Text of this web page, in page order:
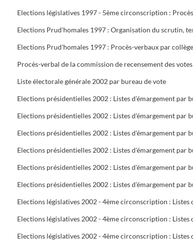
Procès-verbal de la commission de recensement des votes
Liste électorale générale 2002 par bureau de vote